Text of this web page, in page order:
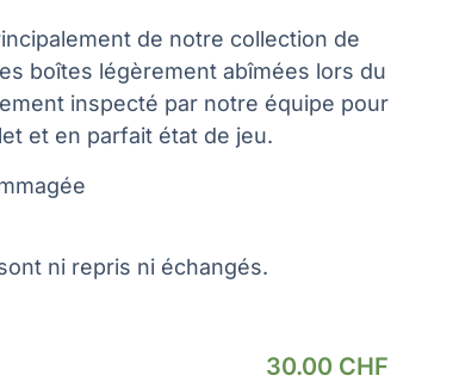
de notre collection de
boîtes légèrement abîmées lors du
inspecté par notre équipe pour
et en parfait état de jeu.
ni repris ni échangés.
30.00 CHF